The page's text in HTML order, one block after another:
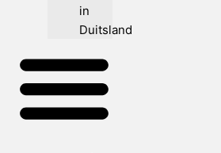
in
Duitsland